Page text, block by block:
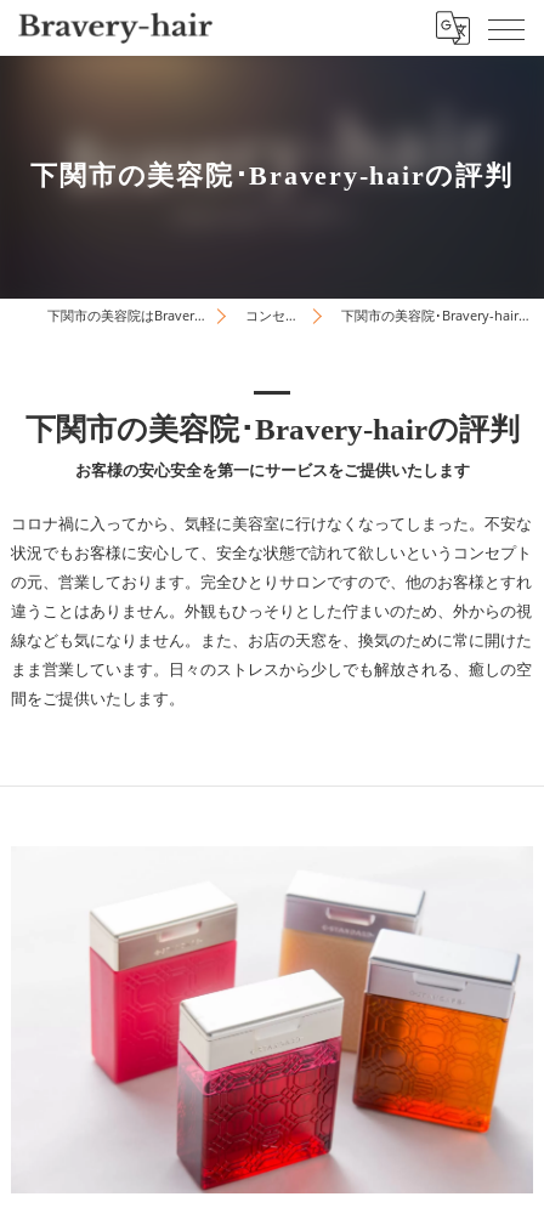
下関市の美容院･Bravery-hairの評判
下関市の美容院はBravery-hair コンセプト 下関市の美容院･Bravery-hairの評判
お客様の安心安全を第一にサービスをご提供いたします
下関市の美容院･Bravery-hairの評判
コロナ禍に入ってから、気軽に美容室に行けなくなってしまった。不安な
状況でもお客様に安心して、安全な状態で訪れて欲しいというコンセプト
の元、営業しております。完全ひとりサロンですので、他のお客様とすれ
違うことはありません。外観もひっそりとした佇まいのため、外からの視
線なども気になりません。また、お店の天窓を、換気のために常に開けた
まま営業しています。日々のストレスから少しでも解放される、癒しの空
間をご提供いたします。